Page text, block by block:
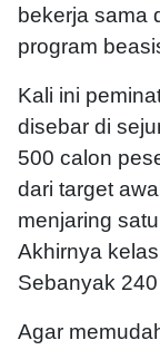
bekerja sama
program
Kali ini
disebar di
500 calon
dari target
menjaring
Akhirnya
Sebanyak
Agar